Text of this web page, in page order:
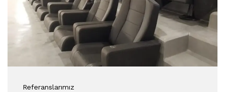
Referanslarımız